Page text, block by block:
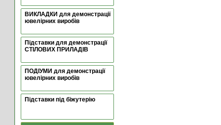
ВИКЛАДКИ для демонстрації
ювелірних виробів
Підставки для демонстрації
СТІЛОВИХ ПРИЛАДІВ
ПОДІУМИ для демонстрації
ювелірних виробів
Підставки під біжутерію